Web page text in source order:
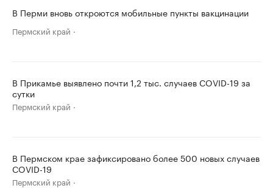
В Перми вновь откроются мобильные пункты вакцинации
Пермский край
В Прикамье выявлено почти 1,2 тыс. случаев COVID-19 за
сутки
Пермский край
В Пермском крае зафиксировано более 500 новых случаев
COVID-19
Пермский край